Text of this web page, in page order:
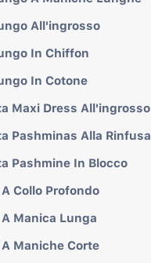
All'ingrosso
In Chiffon
In Cotone
Maxi Dress All'ingrosso
Pashminas Alla Rinfusa
Pashmine In Blocco
Collo Profondo
Manica Lunga
Maniche Corte